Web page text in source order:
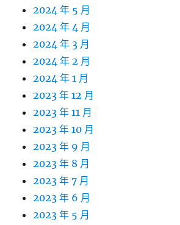
2024 年 5 月
2024 年 4 月
2024 年 3 月
2024 年 2 月
2024 年 1 月
2023 年 12 月
2023 年 11 月
2023 年 10 月
2023 年 9 月
2023 年 8 月
2023 年 7 月
2023 年 6 月
2023 年 5 月